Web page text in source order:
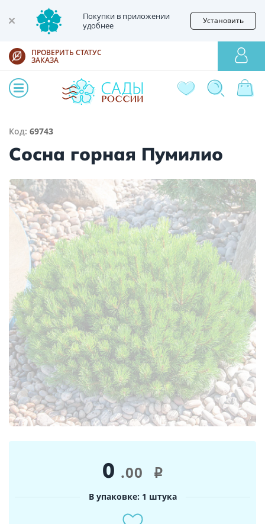
Покупки в приложении
удобнее
Установить
ПРОВЕРИТЬ СТАТУС
ЗАКАЗА
Код: 69743
Сосна горная Пумилио
0 .00 i
В упаковке: 1 штука